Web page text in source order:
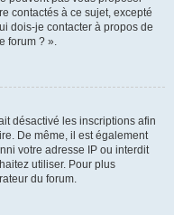
contactés à ce sujet, excepté
dois-je contacter à propos de
forum ? ».
désactivé les inscriptions afin
De même, il est également
votre adresse IP ou interdit
utiliser. Pour plus
du forum.